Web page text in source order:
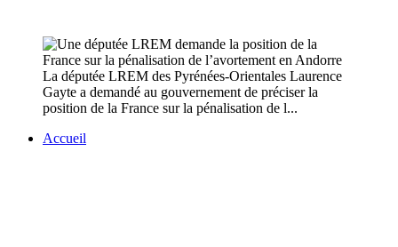
La députée LREM des Pyrénées-Orientales Laurence
Gayte a demandé au gouvernement de préciser la
position de la France sur la pénalisation de l...
Accueil